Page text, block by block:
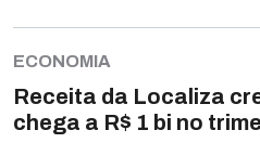
ECONOMIA
Receita da Localiza
chega a R$ 1 bi no